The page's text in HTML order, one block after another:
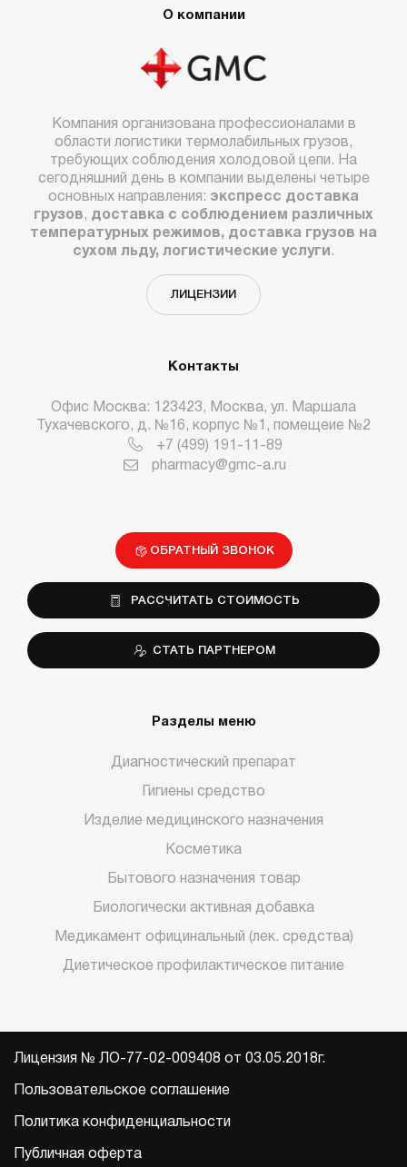
О компании
Компания организована профессионалами в
области логистики термолабильных грузов,
требующих соблюдения холодовой цепи. На
сегодняшний день в компании выделены четыре
основных направления: экспресс доставка
грузов, доставка с соблюдением различных
температурных режимов, доставка грузов на
сухом льду, логистические услуги .
ЛИЦЕНЗИИ
Контакты
Офис Москва: 123423, Москва, ул. Маршала
Тухачевского, д. №16, корпус №1, помещеие №2
+7 (499) 191-11-89
pharmacy@gmc-a.ru
ОБРАТНЫЙ ЗВОНОК
РАССЧИТАТЬ СТОИМОСТЬ
СТАТЬ ПАРТНЕРОМ
Разделы меню
Диагностический препарат
Гигиены средство
Изделие медицинского назначения
Косметика
Бытового назначения товар
Биологически активная добавка
Медикамент официнальный (лек. средства)
Диетическое профилактическое питание
Лицензия № ЛО-77-02-009408 от 03.05.2018г.
Пользовательское соглашение
Политика конфиденциальности
Публичная оферта